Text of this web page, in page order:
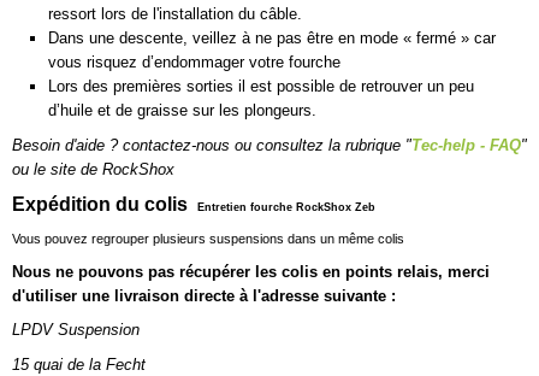
ressort lors de l'installation du câble.
Dans une descente, veillez à ne pas être en mode « fermé » car
vous risquez d’endommager votre fourche
Lors des premières sorties il est possible de retrouver un peu
d’huile et de graisse sur les plongeurs.
Besoin d'aide ? contactez-nous ou consultez la rubrique "Tec-help - FAQ"
ou le site de RockShox
Expédition du colis Entretien fourche RockShox Zeb
Vous pouvez regrouper plusieurs suspensions dans un même colis
Nous ne pouvons pas récupérer les colis en points relais, merci
d'utiliser une livraison directe à l'adresse suivante :
LPDV Suspension
15 quai de la Fecht